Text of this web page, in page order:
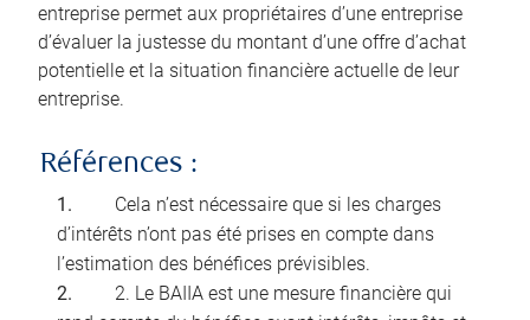
entreprise permet aux propriétaires d’une entreprise
d’évaluer la justesse du montant d’une offre d’achat
potentielle et la situation financière actuelle de leur
entreprise.
Références :
Cela n’est nécessaire que si les charges
d’intérêts n’ont pas été prises en compte dans
l’estimation des bénéfices prévisibles.
2. Le BAIIA est une mesure financière qui